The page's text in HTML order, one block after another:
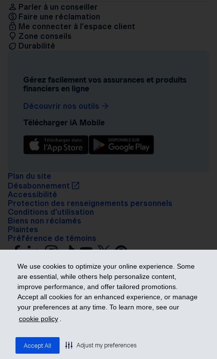
We use cookies to optimize your online experience. Some
are essential, while others help personalize content,
improve performance, and offer tailored promotions.
Accept all cookies for an enhanced experience, or manage
your preferences at any time. To learn more, see our
cookie policy .
Accept All Adjust my preferences
Parler à un conseiller
Faire une réclamation
Me connecter à l’espace client
Zone conseils
Durabilité
Gérez facilement vos assurances et produits
financiers en ligne
Découvrir nos outils
Télécharger iA Mobile
Plan du site
Désabonnement
Accessibilité
Protection des renseignements personnels
Conditions d’utilisation
Biens non réclamés
Plaintes
Préférence de témoins
Prendre les devants
Groupe financier. Tous droits réservés.